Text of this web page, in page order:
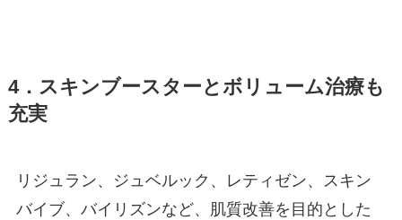
4．スキンブースターとボリューム治療も
充実
リジュラン、ジュベルック、レティゼン、スキン
バイブ、バイリズンなど、肌質改善を目的とした